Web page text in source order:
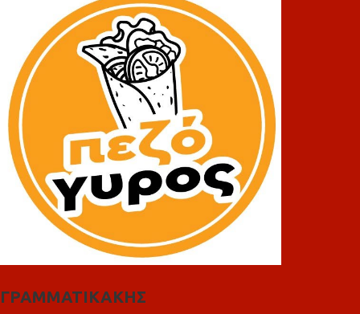
ΓΡΑΜΜΑΤΙΚΑΚΗΣ